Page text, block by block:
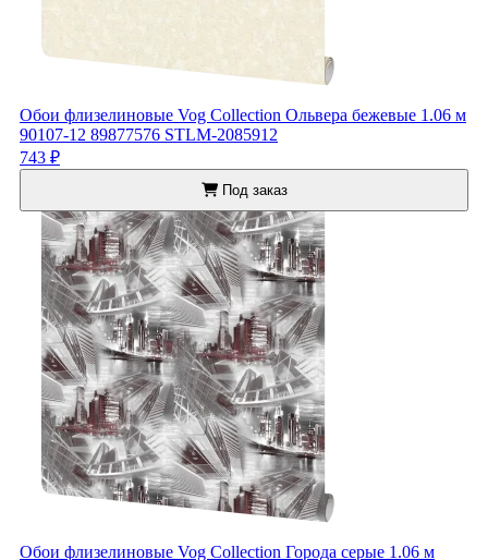
Обои флизелиновые Vog Collection Ольвера бежевые 1.06 м
90107-12 89877576 STLM-2085912
743 ₽
Под заказ
Обои флизелиновые Vog Collection Города серые 1.06 м